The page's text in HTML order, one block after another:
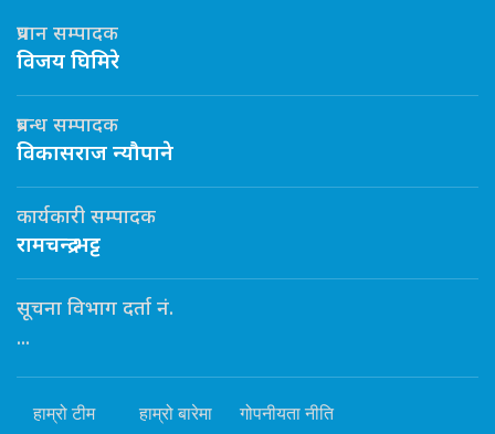
प्रधान सम्पादक
विजय घिमिरे
प्रबन्ध सम्पादक
विकासराज न्यौपाने
कार्यकारी सम्पादक
रामचन्द्र भट्ट
सूचना विभाग दर्ता नं.
...
हाम्रो टीम हाम्रो बारेमा गोपनीयता नीति